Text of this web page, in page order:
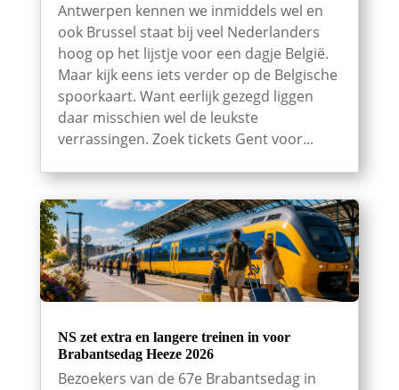
Antwerpen kennen we inmiddels wel en
ook Brussel staat bij veel Nederlanders
hoog op het lijstje voor een dagje België.
Maar kijk eens iets verder op de Belgische
spoorkaart. Want eerlijk gezegd liggen
daar misschien wel de leukste
verrassingen. Zoek tickets Gent voor...
NS zet extra en langere treinen in voor
Brabantsedag Heeze 2026
Bezoekers van de 67e Brabantsedag in